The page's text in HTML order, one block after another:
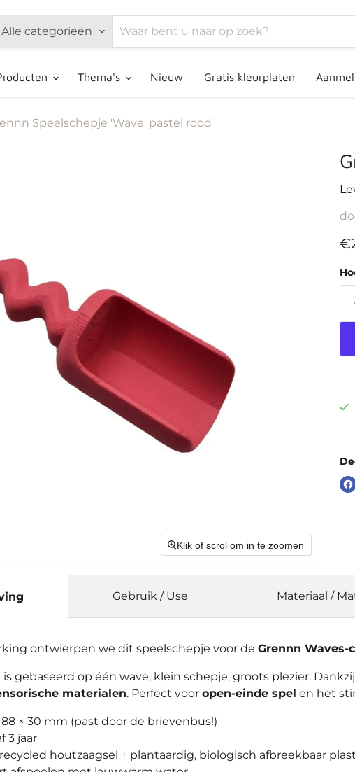
Alle categorieën
Thema's Nieuw Gratis kleurplaten
Speelschepje 'Wave' pastel rood
Klik of scrol om in te zoomen
ontwierpen we dit speelschepje voor de Grennn Waves-
gebaseerd op één wave, klein schepje, groots plezier.
materialen. Perfect voor open-einde spel en het
× 30 mm (past door de brievenbus!)
3 jaar
houtzaagsel + plantaardig, biologisch afbreekbaar
Gebruik / Use Materiaal /